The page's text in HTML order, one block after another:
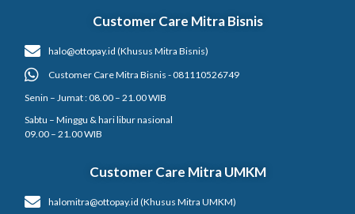
Customer Care Mitra Bisnis
halo@ottopay.id (Khusus Mitra Bisnis)
Customer Care Mitra Bisnis - 081110526749
Senin – Jumat : 08.00 – 21.00 WIB
Sabtu – Minggu & hari libur nasional
09.00 – 21.00 WIB
Customer Care Mitra UMKM
halomitra@ottopay.id (Khusus Mitra UMKM)